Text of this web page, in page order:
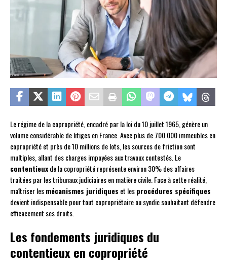
Le régime de la copropriété, encadré par la loi du 10 juillet 1965, génère un
volume considérable de litiges en France. Avec plus de 700 000 immeubles en
copropriété et près de 10 millions de lots, les sources de friction sont
multiples, allant des charges impayées aux travaux contestés. Le
contentieuxde la copropriété représente environ 30% des affaires
traitées par les tribunaux judiciaires en matière civile. Face à cette réalité,
maîtriser lesmécanismes juridiques et lesprocédures spécifiques
devient indispensable pour tout copropriétaire ou syndic souhaitant défendre
efficacement ses droits.
Les fondements juridiques du
contentieux en copropriété